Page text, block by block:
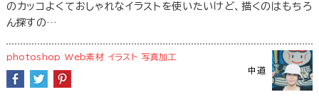
のカッコよくておしゃれなイラストを使いたいけど、描くのはもちろ
ん探すの…
中道
photoshop Web素材 イラスト 写真加工